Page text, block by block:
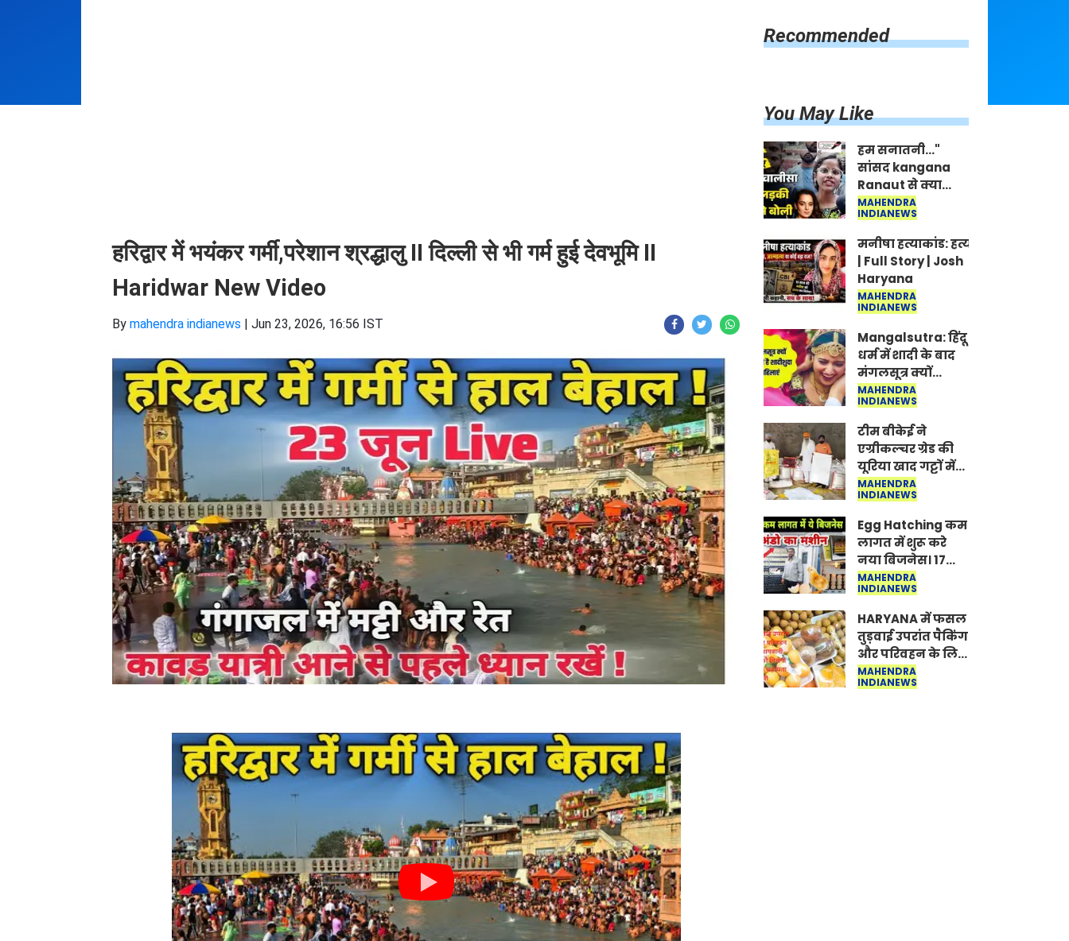
हरिद्वार में भयंकर गर्मी,परेशान श्रद्धालु II दिल्ली से भी गर्म हुई देवभूमि II
Haridwar New Video
By mahendra indianews | Jun 23, 2026, 16:56 IST
Recommended
You May Like
हम सनातनी..."
सांसद kangana
Ranaut से क्या
बोली लड़की? Viral
Jantar-Mantar |
CJP protest
MAHENDRA
INDIANEWS
मनीषा हत्याकांड: हत्या, आत्महत्या या
| Full Story | Josh
Haryana
MAHENDRA
INDIANEWS
Mangalsutra: हिंदू
धर्म में शादी के बाद
मंगलसूत्र क्यों
पहनती है महिलाएं,
किसने शुरु की ये
परंपरा
MAHENDRA
INDIANEWS
टीम बीकेई ने
एग्रीकल्चर ग्रेड की
यूरिया खाद गट्टों में
बदलकर टेक्निकल
ग्रेड में बेचने वालों पर
करवाई कार्रवाई:
लखविंदर सिंह
औलख
MAHENDRA
INDIANEWS
Egg Hatching कम
लागत में शुरू करे
नया बिजनेस। 17
हजार रुपए से शुरू
करे। Egg Hatching
Machine
MAHENDRA
INDIANEWS
HARYANA में फसल
तुड़वाई उपरांत पैकिंग
और परिवहन के लिए
बागवानी किसानों
को मिलेगी 70 %
MAHENDRA
INDIANEWS